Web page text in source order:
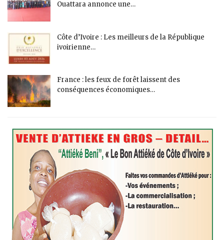
Ouattara annonce une…
Côte d’Ivoire : Les meilleurs de la République
ivoirienne…
France : les feux de forêt laissent des
conséquences économiques…